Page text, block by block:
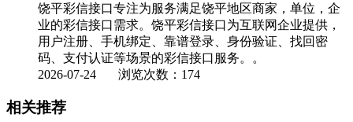
饶平彩信接口专注为服务满足饶平地区商家，单位，企
业的彩信接口需求。饶平彩信接口为互联网企业提供，
用户注册、手机绑定、靠谱登录、身份验证、找回密
码、支付认证等场景的彩信接口服务。。
2026-07-24 浏览次数：174
相关推荐